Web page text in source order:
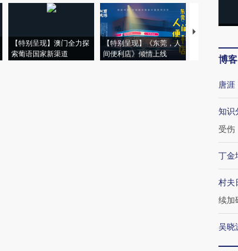
【特别呈现】澳门全力探
索葡语国家新渠道
【特别呈现】《东莞，人
间便利店》倾情上线
【推广】走进
博客
唐涯
知识
受伤
丁金
村夫
续加
吴晓